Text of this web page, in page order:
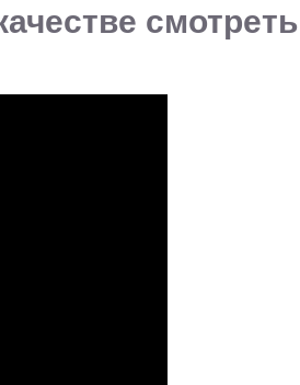
смотреть